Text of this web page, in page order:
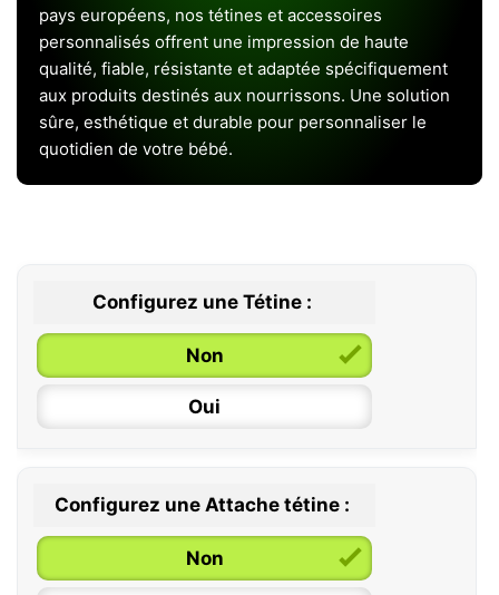
pays européens, nos tétines et accessoires
personnalisés offrent une impression de haute
qualité, fiable, résistante et adaptée spécifiquement
aux produits destinés aux nourrissons. Une solution
sûre, esthétique et durable pour personnaliser le
quotidien de votre bébé.
Configurez une Tétine :
Non
Oui
0 / 6 mois
6 / 36 mois
Configurez une Attache tétine :
Non